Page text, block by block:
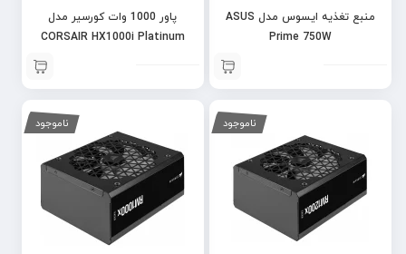
منبع تغذیه ایسوس مدل ASUS
Prime 750W
پاور 1000 وات کورسیر مدل
CORSAIR HX1000i Platinum
ناموجود ناموجود